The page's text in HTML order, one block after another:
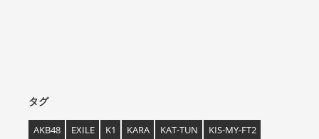
タグ
AKB48 EXILE K1 KARA KAT-TUN
KIS-MY-FT2